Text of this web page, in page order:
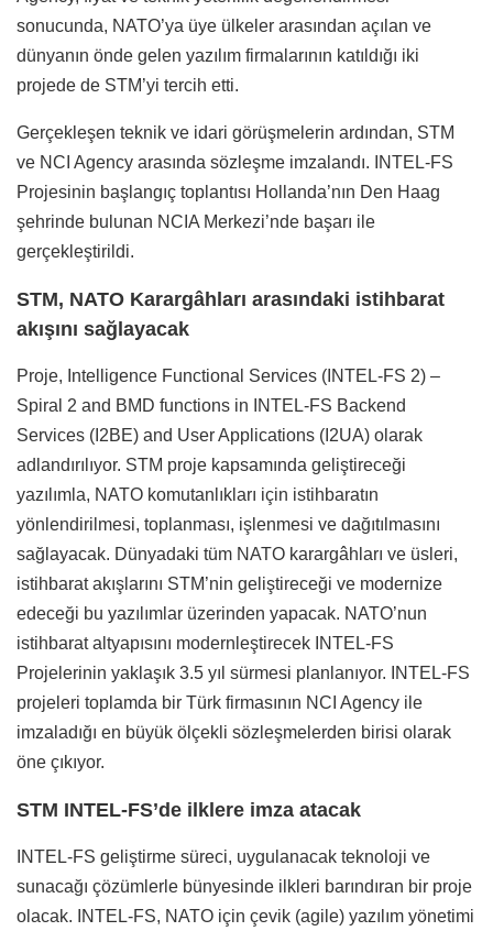
sonucunda, NATO’ya üye ülkeler arasından açılan ve
dünyanın önde gelen yazılım firmalarının katıldığı iki
projede de STM’yi tercih etti.
Gerçekleşen teknik ve idari görüşmelerin ardından, STM
ve NCI Agency arasında sözleşme imzalandı. INTEL-FS
Projesinin başlangıç toplantısı Hollanda’nın Den Haag
şehrinde bulunan NCIA Merkezi’nde başarı ile
gerçekleştirildi.
STM, NATO Karargâhları arasındaki istihbarat
akışını sağlayacak
Proje, Intelligence Functional Services (INTEL-FS 2) –
Spiral 2 and BMD functions in INTEL-FS Backend
Services (I2BE) and User Applications (I2UA) olarak
adlandırılıyor. STM proje kapsamında geliştireceği
yazılımla, NATO komutanlıkları için istihbaratın
yönlendirilmesi, toplanması, işlenmesi ve dağıtılmasını
sağlayacak. Dünyadaki tüm NATO karargâhları ve üsleri,
istihbarat akışlarını STM’nin geliştireceği ve modernize
edeceği bu yazılımlar üzerinden yapacak. NATO’nun
istihbarat altyapısını modernleştirecek INTEL-FS
Projelerinin yaklaşık 3.5 yıl sürmesi planlanıyor. INTEL-FS
projeleri toplamda bir Türk firmasının NCI Agency ile
imzaladığı en büyük ölçekli sözleşmelerden birisi olarak
öne çıkıyor.
STM INTEL-FS’de ilklere imza atacak
INTEL-FS geliştirme süreci, uygulanacak teknoloji ve
sunacağı çözümlerle bünyesinde ilkleri barındıran bir proje
olacak. INTEL-FS, NATO için çevik (agile) yazılım yönetimi